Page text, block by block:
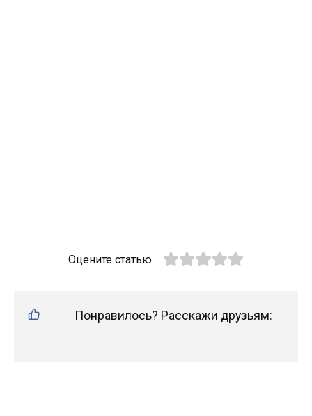
Оцените статью
Понравилось? Расскажи друзьям: